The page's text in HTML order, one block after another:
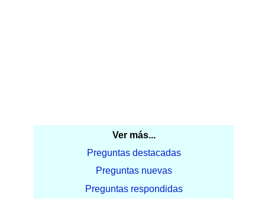
Ver más...
Preguntas destacadas
Preguntas nuevas
Preguntas respondidas